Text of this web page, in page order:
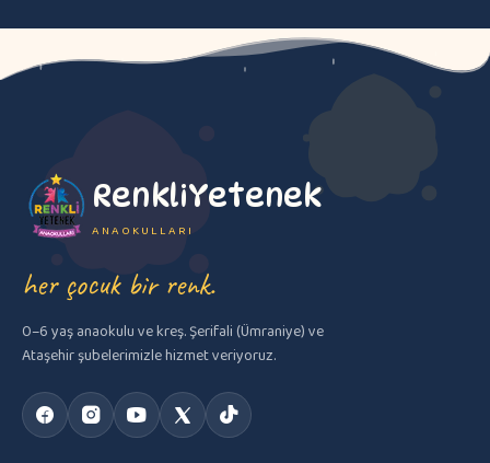
RenkliYetenek
ANAOKULLARI
her çocuk bir renk.
0–6 yaş anaokulu ve kreş. Şerifali (Ümraniye) ve
Ataşehir şubelerimizle hizmet veriyoruz.